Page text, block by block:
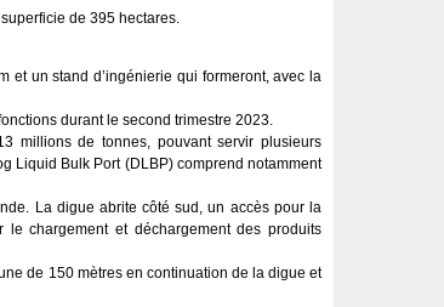
de 395 hectares.
et un stand d’ingénierie qui formeront, avec la
durant le second trimestre 2023.
millions de tonnes, pouvant servir plusieurs
Liquid Bulk Port (DLBP) comprend notamment
La digue abrite côté sud, un accès pour la
chargement et déchargement des produits
de 150 mètres en continuation de la digue et